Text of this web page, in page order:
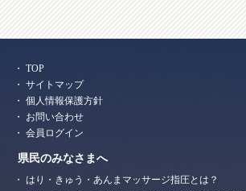
TOP
サイトマップ
個人情報保護方針
お問い合わせ
会員ログイン
県民のみなさまへ
はり・きゅう・あんまマッサージ指圧とは？